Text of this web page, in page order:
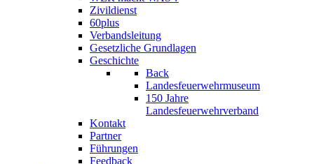
Zivildienst
60plus
Verbandsleitung
Gesetzliche Grundlagen
Geschichte
Back
Landesfeuerwehrmuseum
150 Jahre
Landesfeuerwehrverband
Kontakt
Partner
Führungen
Feedback